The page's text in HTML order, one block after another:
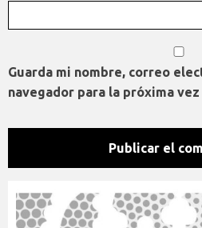
Guarda mi nombre, correo
navegador para la próxima